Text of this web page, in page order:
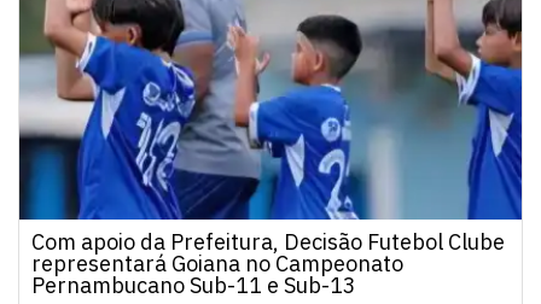
Com apoio da Prefeitura, Decisão Futebol Clube
representará Goiana no Campeonato
Pernambucano Sub-11 e Sub-13